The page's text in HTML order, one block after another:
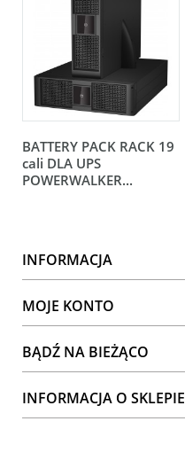
BATTERY PACK RACK 19
cali DLA UPS
POWERWALKER...
INFORMACJA
MOJE KONTO
BĄDŹ NA BIEŻĄCO
INFORMACJA O SKLEPIE